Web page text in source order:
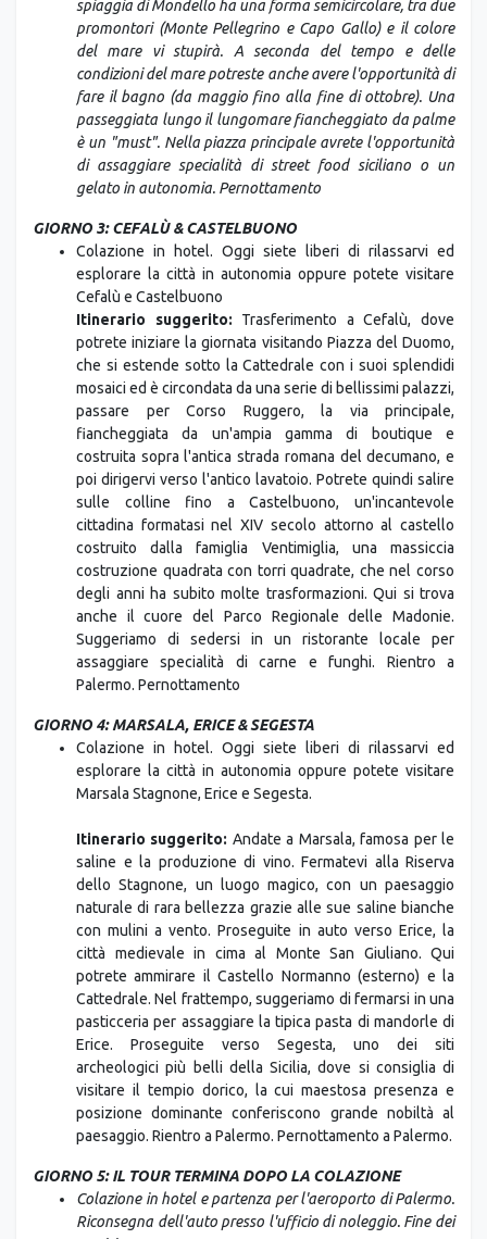
spiaggia di Mondello ha una forma semicircolare, tra due
promontori (Monte Pellegrino e Capo Gallo) e il colore
del mare vi stupirà. A seconda del tempo e delle
condizioni del mare potreste anche avere l'opportunità di
fare il bagno (da maggio fino alla fine di ottobre). Una
passeggiata lungo il lungomare fiancheggiato da palme
è un "must". Nella piazza principale avrete l'opportunità
di assaggiare specialità di street food siciliano o un
gelato in autonomia. Pernottamento
GIORNO 3: CEFALÙ & CASTELBUONO
Colazione in hotel. Oggi siete liberi di rilassarvi ed
esplorare la città in autonomia oppure potete visitare
Cefalù e Castelbuono
Itinerario suggerito: Trasferimento a Cefalù, dove
potrete iniziare la giornata visitando Piazza del Duomo,
che si estende sotto la Cattedrale con i suoi splendidi
mosaici ed è circondata da una serie di bellissimi palazzi,
passare per Corso Ruggero, la via principale,
fiancheggiata da un'ampia gamma di boutique e
costruita sopra l'antica strada romana del decumano, e
poi dirigervi verso l'antico lavatoio. Potrete quindi salire
sulle colline fino a Castelbuono, un'incantevole
cittadina formatasi nel XIV secolo attorno al castello
costruito dalla famiglia Ventimiglia, una massiccia
costruzione quadrata con torri quadrate, che nel corso
degli anni ha subito molte trasformazioni. Qui si trova
anche il cuore del Parco Regionale delle Madonie.
Suggeriamo di sedersi in un ristorante locale per
assaggiare specialità di carne e funghi. Rientro a
Palermo. Pernottamento
GIORNO 4: MARSALA, ERICE & SEGESTA
Colazione in hotel. Oggi siete liberi di rilassarvi ed
esplorare la città in autonomia oppure potete visitare
Marsala Stagnone, Erice e Segesta.
Itinerario suggerito: Andate a Marsala, famosa per le
saline e la produzione di vino. Fermatevi alla Riserva
dello Stagnone, un luogo magico, con un paesaggio
naturale di rara bellezza grazie alle sue saline bianche
con mulini a vento. Proseguite in auto verso Erice, la
città medievale in cima al Monte San Giuliano. Qui
potrete ammirare il Castello Normanno (esterno) e la
Cattedrale. Nel frattempo, suggeriamo di fermarsi in una
pasticceria per assaggiare la tipica pasta di mandorle di
Erice. Proseguite verso Segesta, uno dei siti
archeologici più belli della Sicilia, dove si consiglia di
visitare il tempio dorico, la cui maestosa presenza e
posizione dominante conferiscono grande nobiltà al
paesaggio. Rientro a Palermo. Pernottamento a Palermo.
GIORNO 5: IL TOUR TERMINA DOPO LA COLAZIONE
Colazione in hotel e partenza per l'aeroporto di Palermo.
Riconsegna dell'auto presso l'ufficio di noleggio. Fine dei